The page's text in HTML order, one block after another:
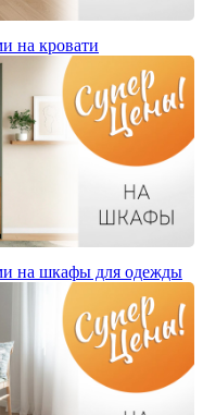
на кровати
на шкафы для одежды